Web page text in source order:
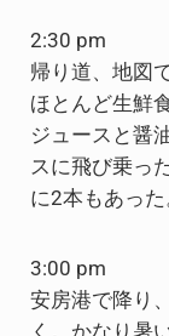
2:30 pm
帰り道、地図
ほとんど生鮮
ジュースと醤
スに飛び乗っ
に2本もあった
3:00 pm
安房港で降り